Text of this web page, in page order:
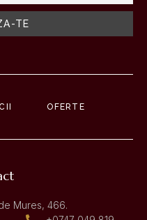
OFERTE
Mures, 466.